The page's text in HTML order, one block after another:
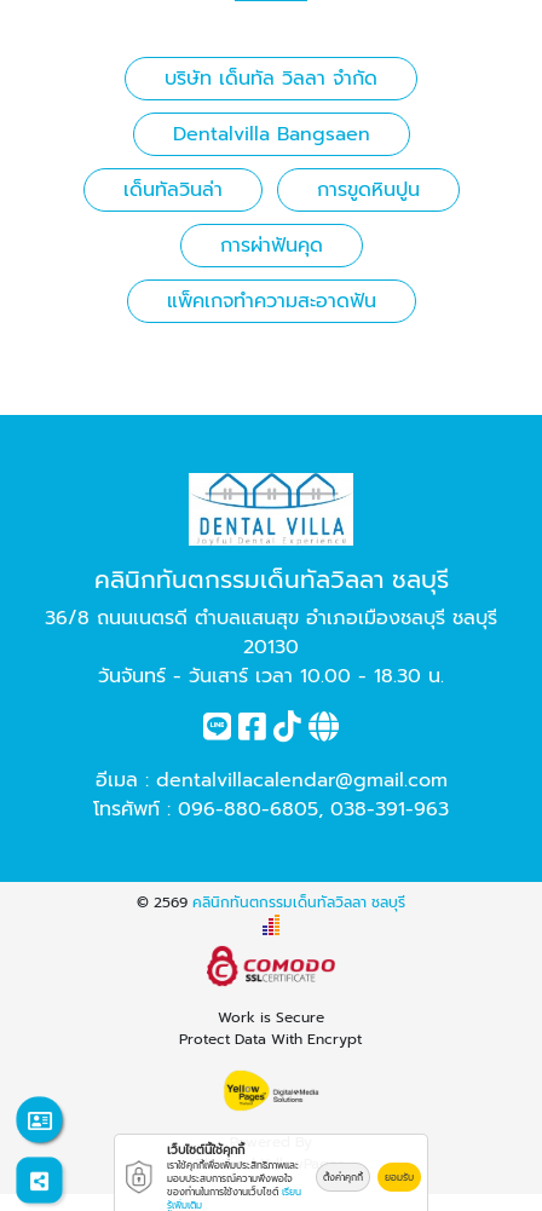
บริษัท เด็นทัล วิลลา จำกัด
Dentalvilla Bangsaen
เด็นทัลวินล่า
การขูดหินปูน
การผ่าฟันคุด
แพ็คเกจทำความสะอาดฟัน
คลินิกทันตกรรมเด็นทัลวิลลา ชลบุรี
36/8 ถนนเนตรดี ตำบลแสนสุข อำเภอเมืองชลบุรี ชลบุรี
20130
วันจันทร์ - วันเสาร์ เวลา 10.00 - 18.30 น.
อีเมล : dentalvillacalendar@gmail.com
โทรศัพท์ : 096-880-6805, 038-391-963
© 2569 คลินิกทันตกรรมเด็นทัลวิลลา ชลบุรี
Work is Secure
Protect Data With Encrypt
Powered By
Thailand YellowPages
เว็บไซต์นี้ใช้คุกกี้
เราใช้คุกกี้เพื่อเพิ่มประสิทธิภาพและ
มอบประสบการณ์ความพึงพอใจ
ของท่านในการใช้งานเว็บไซต์ เรียน
รู้เพิ่มเติม
ตั้งค่าคุกกี้ ยอมรับ